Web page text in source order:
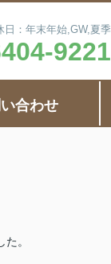
：年末年始,GW,夏季
9221
合わせ
。